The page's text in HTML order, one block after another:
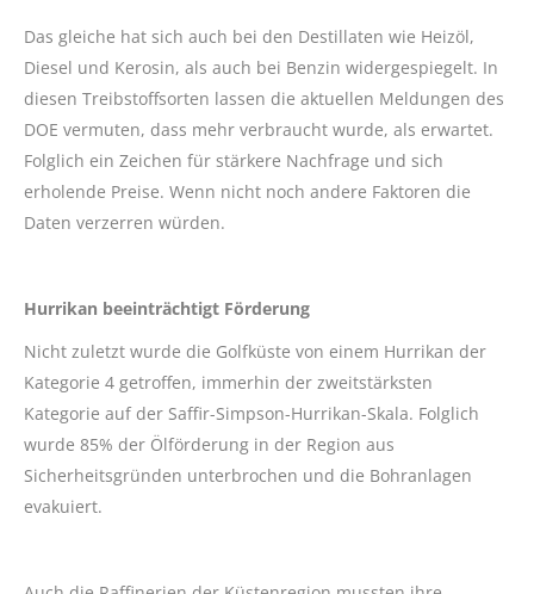
Das gleiche hat sich auch bei den Destillaten wie Heizöl,
Diesel und Kerosin, als auch bei Benzin widergespiegelt. In
diesen Treibstoffsorten lassen die aktuellen Meldungen des
DOE vermuten, dass mehr verbraucht wurde, als erwartet.
Folglich ein Zeichen für stärkere Nachfrage und sich
erholende Preise. Wenn nicht noch andere Faktoren die
Daten verzerren würden.
Hurrikan beeinträchtigt Förderung
Nicht zuletzt wurde die Golfküste von einem Hurrikan der
Kategorie 4 getroffen, immerhin der zweitstärksten
Kategorie auf der Saffir-Simpson-Hurrikan-Skala. Folglich
wurde 85% der Ölförderung in der Region aus
Sicherheitsgründen unterbrochen und die Bohranlagen
evakuiert.